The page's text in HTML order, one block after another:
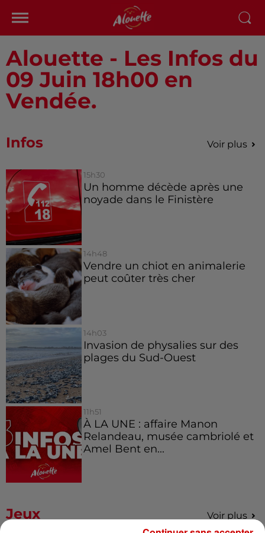
Alouette - Les Infos du
09 Juin 18h00 en
Vendée.
Infos Voir plus
15h30
Un homme décède après une
noyade dans le Finistère
14h48
Vendre un chiot en animalerie
peut coûter très cher
14h03
Invasion de physalies sur des
plages du Sud-Ouest
11h51
À LA UNE : affaire Manon
Relandeau, musée cambriolé et
Amel Bent en...
Jeux Voir plus